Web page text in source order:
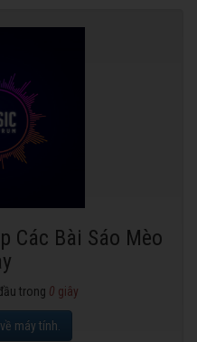
Các Bài Sáo Mèo
trong 0 giây
máy tính.